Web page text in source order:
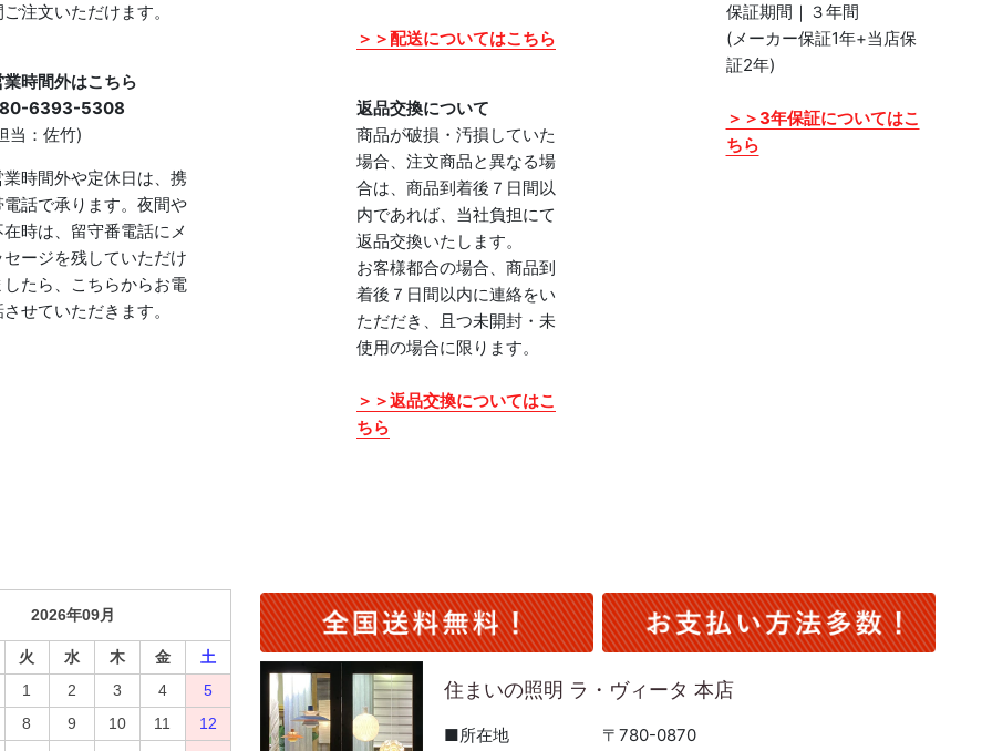
注文いただけます。
業時間外はこちら
6393-5308
当：佐竹)
業時間外や定休日は、携
電話で承ります。夜間や
在時は、留守番電話にメ
セージを残していただけ
したら、こちらからお電
せていただきます。
＞＞配送についてはこちら
返品交換について
商品が破損・汚損していた
場合、注文商品と異なる場
合は、商品到着後７日間以
内であれば、当社負担にて
返品交換いたします。
お客様都合の場合、商品到
着後７日間以内に連絡をい
ただだき、且つ未開封・未
使用の場合に限ります。
＞＞返品交換についてはこ
ちら
保証期間｜３年間
(メーカー保証1年+当店保
証2年)
＞＞3年保証についてはこ
ちら
住まいの照明 ラ・ヴィータ 本店
■所在地
〒780-0870